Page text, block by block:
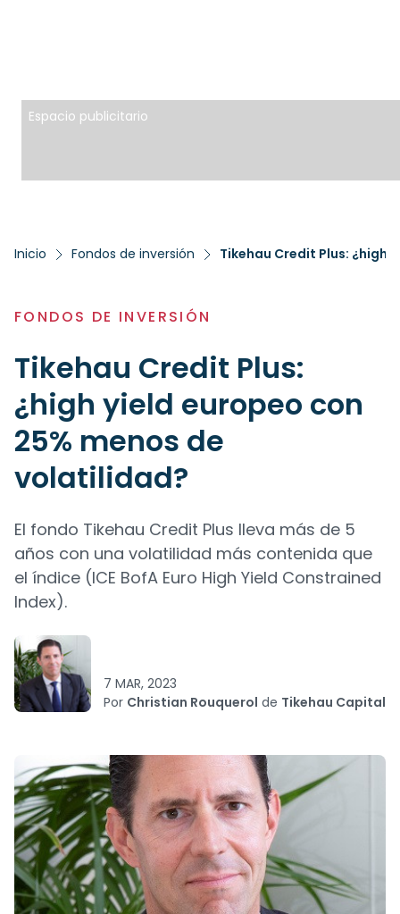
Espacio publicitario
Inicio Fondos de inversión Tikehau Credit Plus: ¿high
FONDOS DE INVERSIÓN
Tikehau Credit Plus:
¿high yield europeo con
25% menos de
volatilidad?
El fondo Tikehau Credit Plus lleva más de 5
años con una volatilidad más contenida que
el índice (ICE BofA Euro High Yield Constrained
Index).
7 MAR, 2023
Por Christian Rouquerol de Tikehau Capital